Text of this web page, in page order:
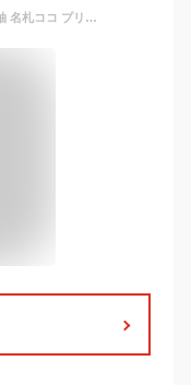
【20％OFF★7/4 0:00-7/13 9:59】七分袖 名札ココ プリント Tシャツ ◆ 100-130 ◆ ◇ 春 秋 女の子 子ども こども 子供 キッズ 服 子供服 幼稚園 保育園 小学生 通園 通学 入学 入園 おしゃれ かわいい 可愛い ガーリー トップス ロンT ベルメゾン